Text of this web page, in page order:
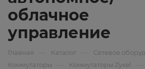
облачное
управление
Главная Каталог Сетевое
Коммутаторы Коммутаторы Zyxel